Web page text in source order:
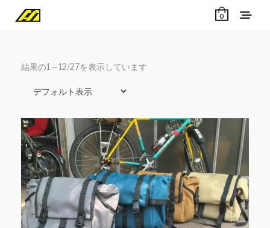
0
結果の1～12/27を表示しています